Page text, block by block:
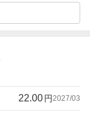
22.00円 2027/03